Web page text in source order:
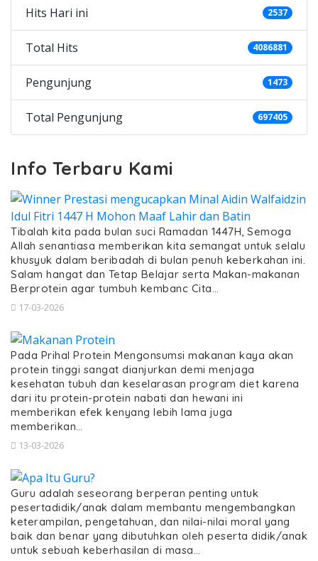
Hits Hari ini 2537
Total Hits 4086881
Pengunjung 1473
Total Pengunjung 697405
Info Terbaru Kami
Tibalah kita pada bulan suci Ramadan 1447H, Semoga
Allah senantiasa memberikan kita semangat untuk selalu
khusyuk dalam beribadah di bulan penuh keberkahan ini.
Salam hangat dan Tetap Belajar serta Makan-makanan
Berprotein agar tumbuh kembanc Cita…
17-03-2026
Pada Prihal Protein Mengonsumsi makanan kaya akan
protein tinggi sangat dianjurkan demi menjaga
kesehatan tubuh dan keselarasan program diet karena
dari itu protein-protein nabati dan hewani ini
memberikan efek kenyang lebih lama juga
memberikan…
13-03-2026
Guru adalah seseorang berperan penting untuk
pesertadidik/anak dalam membantu mengembangkan
keterampilan, pengetahuan, dan nilai-nilai moral yang
baik dan benar yang dibutuhkan oleh peserta didik/anak
untuk sebuah keberhasilan di masa…